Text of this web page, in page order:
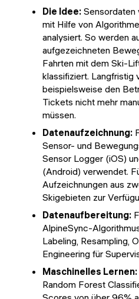
Die Idee:
mit Hilfe von
analysiert. So werden
aufgezeichneten
Fahrten mit dem Ski-
klassifiziert. Langfristig
beispielsweise den
Tickets nicht mehr
müssen.
Datenaufzeichnung:
Sensor- und
Sensor Logger (iOS)
(Android) verwendet.
Aufzeichnungen aus
Skigebieten zur
Datenaufbereitung:
AlpineSync-
Labeling, Resampling,
Engineering für
Maschinelles Lernen:
Random Forest